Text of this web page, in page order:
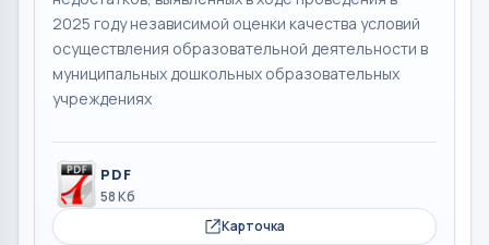
2025 году независимой оценки качества условий
осуществления образовательной деятельности в
муниципальных дошкольных образовательных
учреждениях
PDF
58 Кб
Карточка